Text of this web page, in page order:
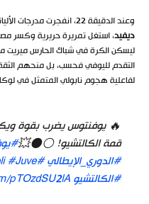
وعند الدقيقة 22، انفجرت مدرجات الأليانز فرحاً. المهاجم الكندي القناص
ديفيد، استغل تمريرة حريرية وكسر
ليسكن الكرة في شباك الحارس ميريت
التقدم لليوفي فحسب، بل منحهم
لفاعلية هجوم نابولي المتمثل في
🔥 يوفنتوس يضرب بقوة
قمة الكالتشيو! ⚪⚫️💥
#الدوري_الإيطالي#SerieA
#Juve
#الكالتشيوpTOzdSU2lA